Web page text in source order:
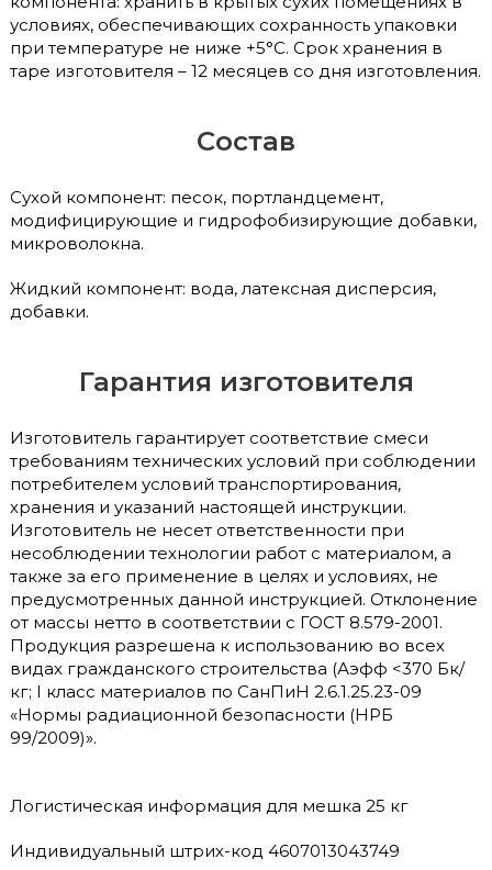
условиях, обеспечивающих сохранность упаковки
при температуре не ниже +5°С. Срок хранения в
таре изготовителя – 12 месяцев со дня изготовления.
Состав
Сухой компонент: песок, портландцемент,
модифицирующие и гидрофобизирующие добавки,
микроволокна.
Жидкий компонент: вода, латексная дисперсия,
добавки.
Гарантия изготовителя
Изготовитель гарантирует соответствие смеси
требованиям технических условий при соблюдении
потребителем условий транспортирования,
хранения и указаний настоящей инструкции.
Изготовитель не несет ответственности при
несоблюдении технологии работ с материалом, а
также за его применение в целях и условиях, не
предусмотренных данной инструкцией. Отклонение
от массы нетто в соответствии с ГОСТ 8.579-2001.
Продукция разрешена к использованию во всех
видах гражданского строительства (Аэфф <370 Бк/
кг; I класс материалов по СанПиН 2.6.1.25.23-09
«Нормы радиационной безопасности (НРБ
99/2009)».
Логистическая информация для мешка 25 кг
Индивидуальный штрих-код 4607013043749